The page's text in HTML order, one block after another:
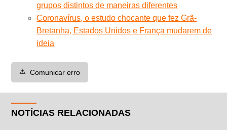
grupos distintos de maneiras diferentes
Coronavírus, o estudo chocante que fez Grã-
Bretanha, Estados Unidos e França mudarem de
ideia
⚠️ Comunicar erro
NOTÍCIAS RELACIONADAS